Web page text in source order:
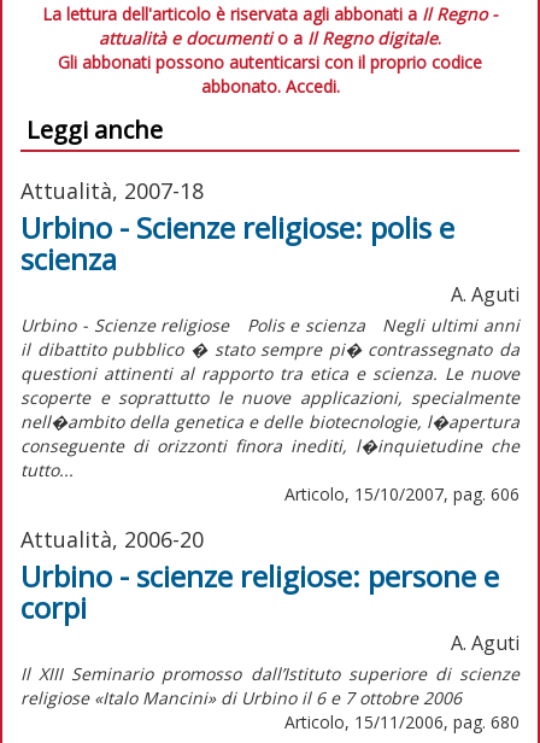
La lettura dell'articolo è riservata agli abbonati a Il Regno -
attualità e documentio a Il Regno digitale.
Gli abbonati possono autenticarsi con il proprio codice
abbonato. Accedi.
Leggi anche
Attualità, 2007-18
Urbino - Scienze religiose: polis e
scienza
A. Aguti
Urbino - Scienze religiose Polis e scienza Negli ultimi anni
il dibattito pubblico � stato sempre pi� contrassegnato da
questioni attinenti al rapporto tra etica e scienza. Le nuove
scoperte e soprattutto le nuove applicazioni, specialmente
nell�ambito della genetica e delle biotecnologie, l�apertura
conseguente di orizzonti finora inediti, l�inquietudine che
tutto...
Articolo, 15/10/2007, pag. 606
Attualità, 2006-20
Urbino - scienze religiose: persone e
corpi
A. Aguti
Il XIII Seminario promosso dall’Istituto superiore di scienze
religiose «Italo Mancini» di Urbino il 6 e 7 ottobre 2006
Articolo, 15/11/2006, pag. 680